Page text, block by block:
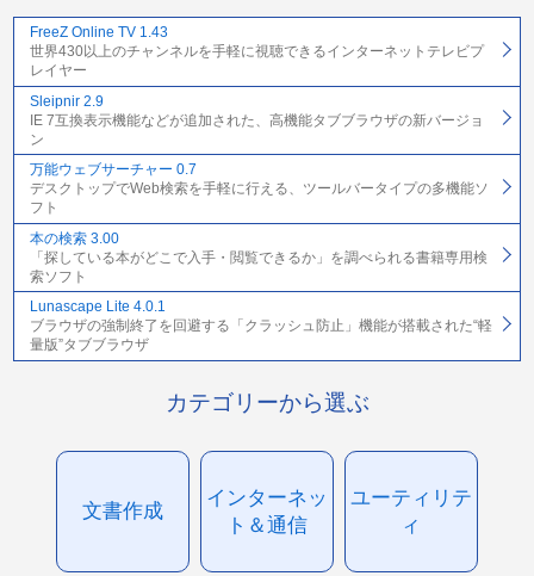
FreeZ Online TV 1.43
世界430以上のチャンネルを手軽に視聴できるインターネットテレビプ
レイヤー
Sleipnir 2.9
IE 7互換表示機能などが追加された、高機能タブブラウザの新バージョ
ン
万能ウェブサーチャー 0.7
デスクトップでWeb検索を手軽に行える、ツールバータイプの多機能ソ
フト
本の検索 3.00
「探している本がどこで入手・閲覧できるか」を調べられる書籍専用検
索ソフト
Lunascape Lite 4.0.1
ブラウザの強制終了を回避する「クラッシュ防止」機能が搭載された“軽
量版”タブブラウザ
カテゴリーから選ぶ
文書作成
インターネッ
ト＆通信
ユーティリテ
ィ